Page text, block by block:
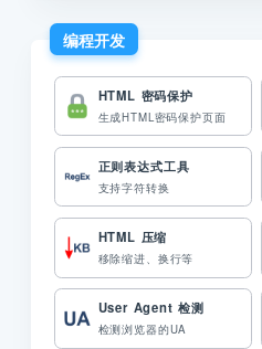
编程开发
HTML 密码保护
生成HTML密码保护页面
正则表达式工具
支持字符转换
HTML 压缩
移除缩进、换行等
User Agent 检测
检测浏览器的UA